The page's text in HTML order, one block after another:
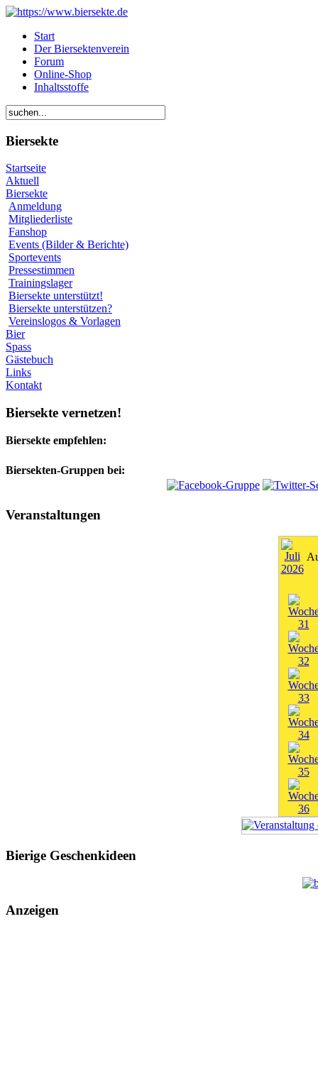
Start
Der Biersektenverein
Forum
Online-Shop
Inhaltsstoffe
Biersekte
Startseite
Aktuell
Biersekte
Anmeldung
Mitgliederliste
Fanshop
Events (Bilder & Berichte)
Sportevents
Pressestimmen
Trainingslager
Biersekte unterstützt!
Biersekte unterstützen?
Vereinslogos & Vorlagen
Bier
Spass
Gästebuch
Links
Kontakt
Biersekte vernetzen!
Biersekte empfehlen:
Biersekten-Gruppen bei:
Veranstaltungen
Bierige Geschenkideen
Anzeigen